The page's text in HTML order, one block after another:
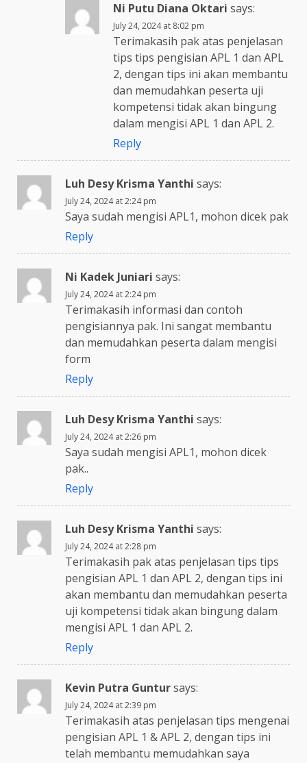
Ni Putu Diana Oktari says:
July 24, 2024 at 8:02 pm
Terimakasih pak atas penjelasan
tips tips pengisian APL 1 dan APL
2, dengan tips ini akan membantu
dan memudahkan peserta uji
kompetensi tidak akan bingung
dalam mengisi APL 1 dan APL 2.
Reply
Luh Desy Krisma Yanthi says:
July 24, 2024 at 2:24 pm
Saya sudah mengisi APL1, mohon dicek pak
Reply
Ni Kadek Juniari says:
July 24, 2024 at 2:24 pm
Terimakasih informasi dan contoh
pengisiannya pak. Ini sangat membantu
dan memudahkan peserta dalam mengisi
form
Reply
Luh Desy Krisma Yanthi says:
July 24, 2024 at 2:26 pm
Saya sudah mengisi APL1, mohon dicek
pak..
Reply
Luh Desy Krisma Yanthi says:
July 24, 2024 at 2:28 pm
Terimakasih pak atas penjelasan tips tips
pengisian APL 1 dan APL 2, dengan tips ini
akan membantu dan memudahkan peserta
uji kompetensi tidak akan bingung dalam
mengisi APL 1 dan APL 2.
Reply
Kevin Putra Guntursays:
July 24, 2024 at 2:39 pm
Terimakasih atas penjelasan tips mengenai
pengisian APL 1 & APL 2, dengan tips ini
telah membantu memudahkan saya